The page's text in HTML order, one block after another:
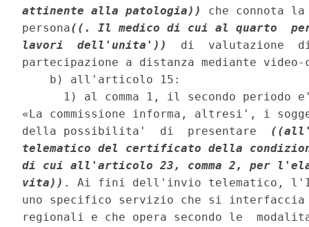
attinente alla patologia))
che connota
persona((. Il medico di cui al quarto
lavori  dell'unita'))
di  valutazione
partecipazione a distanza mediante
    b) all'articolo 15:
1) al comma 1, il secondo periodo
«La commissione informa, altresi', i
della possibilita'  di  presentare
telematico del certificato della
di cui all'articolo 23, comma 2, per
vita)) . Ai fini dell'invio telematico,
uno specifico servizio che si
regionali e che opera secondo le